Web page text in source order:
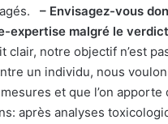
– Envisagez-vous
expertise malgré le
clair, notre objectif n’est
un individu, nous
et que l’on apporte
après analyses